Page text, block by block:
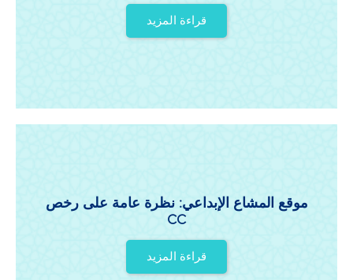
قراءة المزيد
موقع المشاع الإبداعي: نظرة عامة على رخص
CC
قراءة المزيد